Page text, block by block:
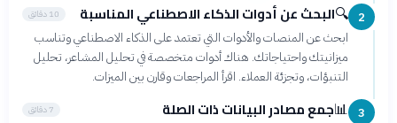
2
🔍البحث عن أدوات الذكاء الاصطناعي المناسبة 10 دقائق
ابحث عن المنصات والأدوات التي تعتمد على الذكاء الاصطناعي وتناسب
ميزانيتك واحتياجاتك. هناك أدوات متخصصة في تحليل المشاعر، تحليل
التنبؤات، وتجزئة العملاء. اقرأ المراجعات وقارن بين الميزات.
3
📊جمع مصادر البيانات ذات الصلة 7 دقائق